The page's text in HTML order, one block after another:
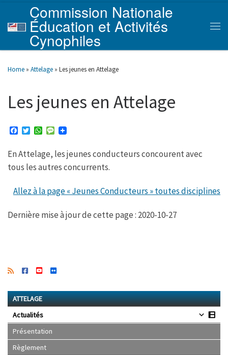
Skip to content
Commission Nationale
Éducation et Activités
Cynophiles
Home » Attelage » Les jeunes en Attelage
Les jeunes en Attelage
e
o
k
T
t
e
W
t
A
p
M
s
g
En Attelage, les jeunes conducteurs concourent avec
tous les autres concurrents.
Allez à la page « Jeunes Conducteurs » toutes disciplines
Dernière mise à jour de cette page : 2020-10-27
ATTELAGE
Actualités
Présentation
Règlement